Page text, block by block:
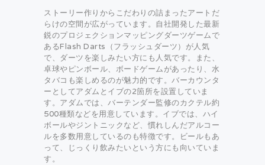
ストーリー作りからこだわりの詰まったアートだ
らけの空間が広がっています。自社開発した最新
鋭のプロジェクションマッピングダーツゲームで
あるFlash Darts（フラッシュダーツ）が人気
で、ダーツを楽しみたい方にも人気です。また、
卓球やピンボール、ボードゲームがあったり、水
タバコも楽しめるのが魅力的です。バーカウンタ
ーとしてアダムとイブの2箇所を設置していま
す。アダムでは、バーテンダー監修のカクテル約
500種類などを用意しています。イブでは、ハイ
ボールやジントニックなど、慣れしんだアルコー
ルを多数用意しているのも特徴です。ビールもあ
って、じっくり飲みたいという方にも向いていま
す。